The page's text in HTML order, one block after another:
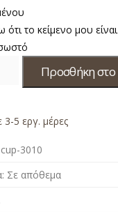
ότι το κείμενο μου
Προσθήκη στο
5 εργ. μέρες
3010
Σε απόθεμα